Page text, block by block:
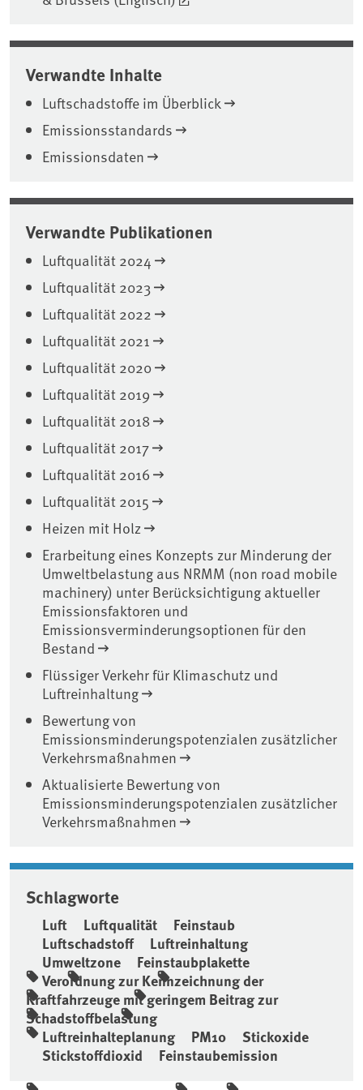
Verwandte Inhalte
Luftschadstoffe im Überblick
Emissionsstandards
Emissionsdaten
Verwandte Publikationen
Luftqualität 2024
Luftqualität 2023
Luftqualität 2022
Luftqualität 2021
Luftqualität 2020
Luftqualität 2019
Luftqualität 2018
Luftqualität 2017
Luftqualität 2016
Luftqualität 2015
Heizen mit Holz
Erarbeitung eines Konzepts zur Minderung der
Umweltbelastung aus NRMM (non road mobile
machinery) unter Berücksichtigung aktueller
Emissionsfaktoren und
Emissionsverminderungsoptionen für den
Bestand
Flüssiger Verkehr für Klimaschutz und
Luftreinhaltung
Bewertung von
Emissionsminderungspotenzialen zusätzlicher
Verkehrsmaßnahmen
Aktualisierte Bewertung von
Emissionsminderungspotenzialen zusätzlicher
Verkehrsmaßnahmen
Schlagworte
Luft Luftqualität
Feinstaub
Luftschadstoff
Luftreinhaltung
Umweltzone
Feinstaubplakette
Verordnung zur Kennzeichnung der
Kraftfahrzeuge mit geringem Beitrag zur
Schadstoffbelastung
Luftreinhalteplanung
PM10
Stickoxide
Stickstoffdioxid
Feinstaubemission